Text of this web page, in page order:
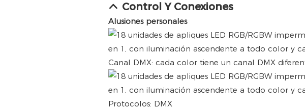
Control Y Conexiones
Alusiones personales
Canal DMX: cada color tiene un canal DMX
Protocolos: DMX